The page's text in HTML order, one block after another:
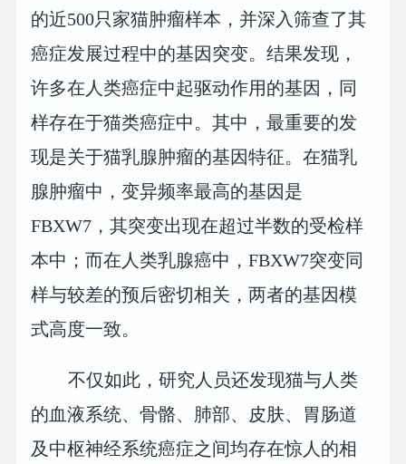
的近500只家猫肿瘤样本，并深入筛查了其
癌症发展过程中的基因突变。结果发现，
许多在人类癌症中起驱动作用的基因，同
样存在于猫类癌症中。其中，最重要的发
现是关于猫乳腺肿瘤的基因特征。在猫乳
腺肿瘤中，变异频率最高的基因是
FBXW7，其突变出现在超过半数的受检样
本中；而在人类乳腺癌中，FBXW7突变同
样与较差的预后密切相关，两者的基因模
式高度一致。
不仅如此，研究人员还发现猫与人类
的血液系统、骨骼、肺部、皮肤、胃肠道
及中枢神经系统癌症之间均存在惊人的相